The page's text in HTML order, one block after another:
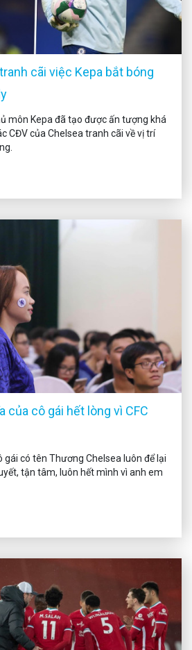
cãi việc Kepa bắt bóng
môn Kepa đã tạo được ấn tượng khá
CĐV của Chelsea tranh cãi về vị trí
của cô gái hết lòng vì CFC
gái có tên Thương Chelsea luôn để lại
tận tâm, luôn hết mình vì anh em